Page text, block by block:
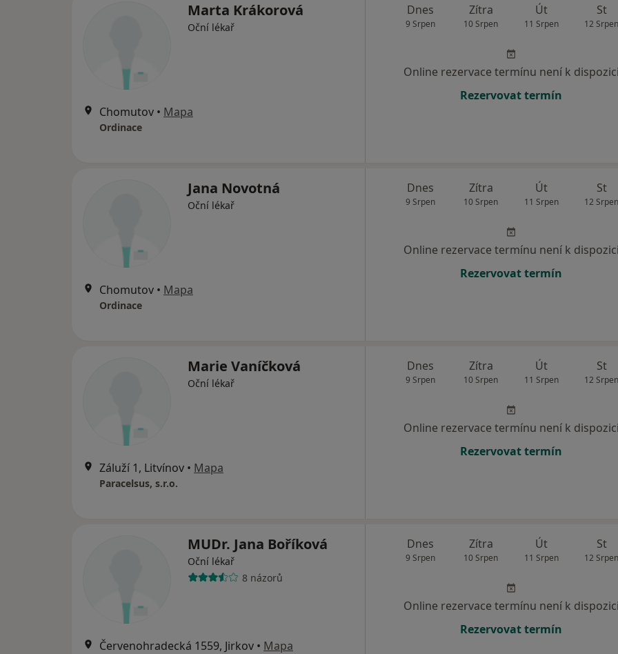
Marta Krákorová
Oční lékař
Chomutov • Mapa
Ordinace
Dnes
9 Srpen
Zítra
10 Srpen
Út
11 Srpen
St
12 Srpen
Online rezervace termínu není k dispozici
Rezervovat termín
Jana Novotná
Oční lékař
Chomutov • Mapa
Ordinace
Dnes
9 Srpen
Zítra
10 Srpen
Út
11 Srpen
St
12 Srpen
Online rezervace termínu není k dispozici
Rezervovat termín
Marie Vaníčková
Oční lékař
Záluží 1, Litvínov • Mapa
Paracelsus, s.r.o.
Dnes
9 Srpen
Zítra
10 Srpen
Út
11 Srpen
St
12 Srpen
Online rezervace termínu není k dispozici
Rezervovat termín
MUDr. Jana Boříková
Oční lékař
8 názorů
Červenohradecká 1559, Jirkov • Mapa
Dnes
9 Srpen
Zítra
10 Srpen
Út
11 Srpen
St
12 Srpen
Online rezervace termínu není k dispozici
Rezervovat termín